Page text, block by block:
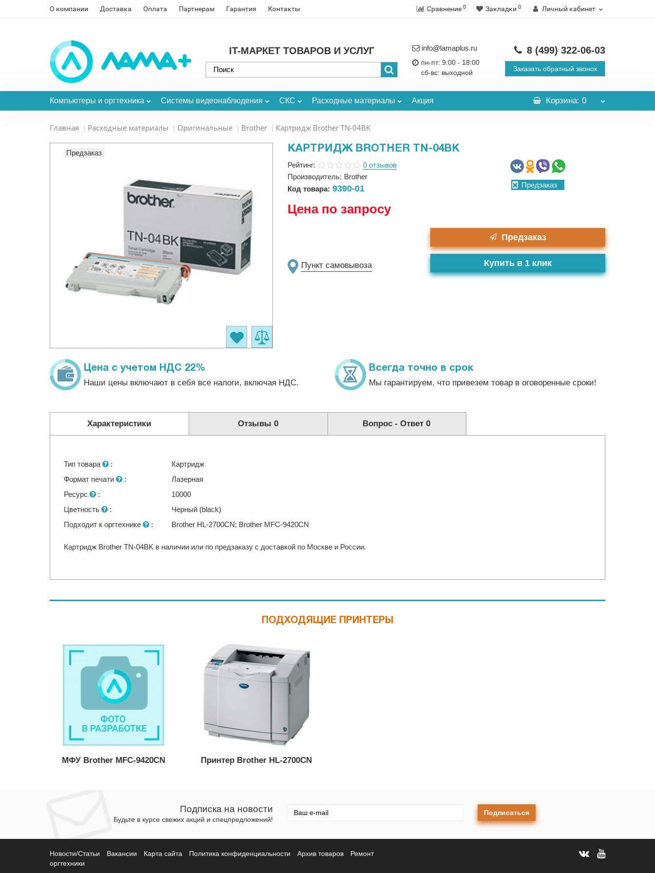
О компании Доставка Оплата Партнерам Гарантия Контакты Сравнение 0 Закладки 0 Личный кабинет
IT-МАРКЕТ ТОВАРОВ И УСЛУГ info@lamaplus.ru
пн-пт: 9:00 - 18:00
сб-вс: выходной
8 (499) 322-06-03
Заказать обратный звонок
Компьютеры и оргтехника Системы видеонаблюдения СКС Расходные материалы Акция Корзина: 0
Главная Расходные материалы Оригинальные Brother Картридж Brother TN-04BK
Предзаказ КАРТРИДЖ BROTHER TN-04BK
Рейтинг:
0 отзывов
Производитель: Brother
Код товара: 9390-01 Предзаказ
Цена по запросу
Предзаказ
Пункт самовывоза Купить в 1 клик
Цена с учетом НДС 22%
Наши цены включают в себя все налоги, включая НДС.
Всегда точно в срок
Мы гарантируем, что привезем товар в оговоренные сроки!
Характеристики Отзывы 0 Вопрос - Ответ0
Тип товара :
Картридж
Формат печати
:
Лазерная
Ресурс
:
10000
Цветность
:
Черный (black)
Подходит к оргтехнике
: Brother HL-2700CN; Brother MFC-9420CN
Картридж Brother TN-04BK в наличии или по предзаказу с доставкой по Москве и России.
ПОДХОДЯЩИЕ ПРИНТЕРЫ
МФУ Brother MFC-9420CN Принтер Brother HL-2700CN
Подписка на новости
Будьте в курсе свежих акций и спецпредложений!
Подписаться
Новости/Статьи Вакансии Карта сайта Политика конфиденциальности Архив товаров
Ремонт
оргтехники